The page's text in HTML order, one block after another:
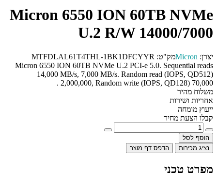
Micron 6550 ION 60TB NVMe
U.2 R/W 14000/7000
יצרן: Micronמק"ט: MTFDLAL61T4THL-1BK1DFCYYR
Micron 6550 ION 60TB NVMe U.2 PCI-e 5.0. Sequential reads
14,000 MB/s, 7,000 MB/s. Random read (IOPS, QD512)
2,000,000, Random write (IOPS, QD128) 70,000 .
משלוח מהיר
אחריות ושירות
ייעוץ מומחה
קבלו הצעת מחיר
הוסף לסל
נציג מכירות
הדפס דף מוצר
מפרט טכני